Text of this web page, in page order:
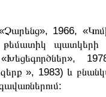
1966,
պատկերի
», 1983) և